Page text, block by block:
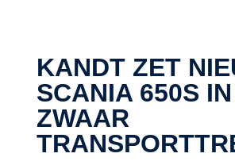
KANDT ZET NIEUWE
SCANIA 650S
ZWAAR